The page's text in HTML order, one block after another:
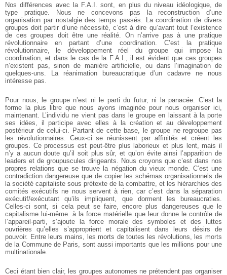
Nos différences avec la F.A.I. sont, en plus du niveau idéologique, de
type pratique. Nous ne concevons pas la reconstruction d’une
organisation par nostalgie des temps passés. La coordination de divers
groupes doit partir d’une nécessité, c’est à dire qu’avant tout l’existence
de ces groupes doit être une réalité. On n’arrive pas à une pratique
révolutionnaire en partant d’une coordination. C’est la pratique
révolutionnaire, le développement réel du groupe qui impose la
coordination, et dans le cas de la F.A.I., il est évident que ces groupes
n’existent pas, sinon de manière artificielle, ou dans l’imagination de
quelques-uns. La réanimation bureaucratique d’un cadavre ne nous
intéresse pas.
Pour nous, le groupe n’est ni le parti du futur, ni la panacée. C’est la
forme la plus libre que nous ayons imaginée pour nous organiser ici,
maintenant. L’individu ne vient pas dans le groupe en laissant à la porte
ses idées, il participe avec elles à la création et au développement
postérieur de celui-ci. Partant de cette base, le groupe ne regroupe pas
les révolutionnaires. Ceux-ci se réunissent par affinités et créent les
groupes. Ce processus est peut-être plus laborieux et plus lent, mais il
n’y a aucun doute qu’il soit plus sûr, et qu’on évite ainsi l’apparition de
leaders et de groupuscules dirigeants. Nous croyons que c’est dans nos
propres relations que se trouve la négation du vieux monde. C’est une
contradiction dangereuse que de copier les schémas organisationnels de
la société capitaliste sous prétexte de la combattre, et les hiérarchies des
comités exécutifs ne nous servent à rien, car c’est dans la séparation
exécutif/exécutant qu’ils impliquent, que dorment les bureaucraties.
Celles-ci sont, si cela peut se faire, encore plus dangereuses que le
capitalisme lui-même. à la force matérielle que leur donne le contrôle de
l’appareil-parti, s’ajoute la force morale des symboles et des luttes
ouvrières qu’elles s’approprient et capitalisent dans leurs désirs de
pouvoir. Entre leurs mains, les morts de toutes les révolutions, les morts
de la Commune de Paris, sont aussi importants que les millions pour une
multinationale.
Ceci étant bien clair, les groupes autonomes ne prétendent pas organiser